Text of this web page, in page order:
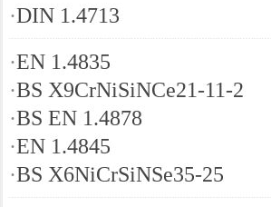
·DIN 1.4713
·EN 1.4835
·BS X9CrNiSiNCe21-11-2
·BS EN 1.4878
·EN 1.4845
·BS X6NiCrSiNSe35-25